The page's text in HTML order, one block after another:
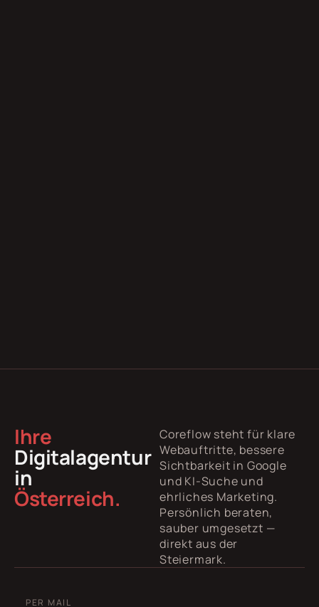
Ihre
Digitalagentur
in
Österreich.
Coreflow steht für klare
Webauftritte, bessere
Sichtbarkeit in Google
und KI-Suche und
ehrliches Marketing.
Persönlich beraten,
sauber umgesetzt —
direkt aus der
Steiermark.
PER MAIL